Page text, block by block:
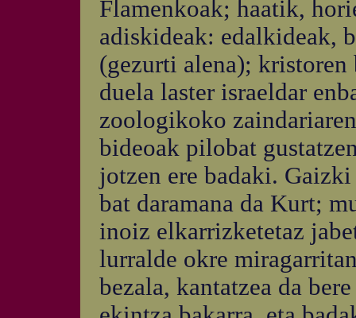
Flamenkoak; haatik,
adiskideak: edalkideak,
(gezurti alena); kristoren
duela laster israeldar
zoologikoko
bideoak pilobat
jotzen ere badaki.
bat daramana da Kurt;
inoiz elkarrizketetaz
lurralde okre
bezala, kantatzea da